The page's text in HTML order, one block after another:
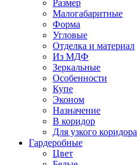
Размер
Малогабаритные
Форма
Угловые
Отделка и материал
Из МДФ
Зеркальные
Особенности
Купе
Эконом
Назначение
В коридор
Для узкого коридора
Гардеробные
Цвет